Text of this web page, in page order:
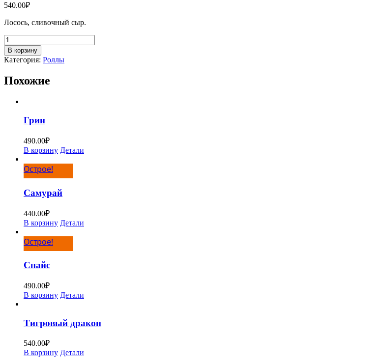
540.00₽
Лосось, сливочный сыр.
Количество
товара
Нежный
с
В корзину
Категория: Роллы
Похожие
Грин
490.00₽
В корзину Детали
Острое!
Самурай
440.00₽
В корзину Детали
Острое!
Спайс
490.00₽
В корзину Детали
Тигровый дракон
540.00₽
В корзину Детали